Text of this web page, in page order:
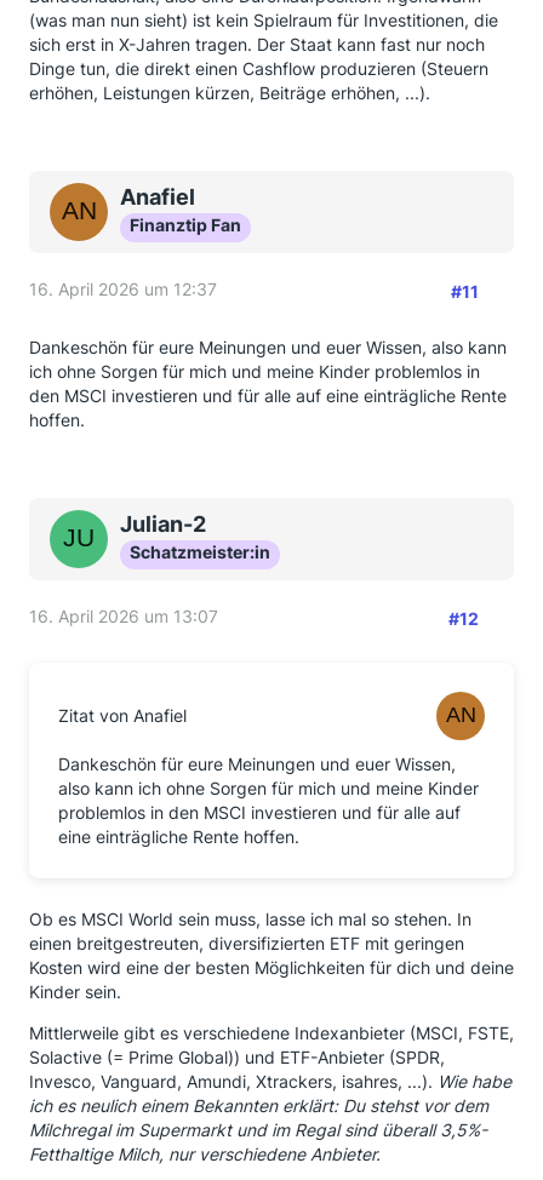
(was man nun sieht) ist kein Spielraum für Investitionen, die
sich erst in X-Jahren tragen. Der Staat kann fast nur noch
Dinge tun, die direkt einen Cashflow produzieren (Steuern
erhöhen, Leistungen kürzen, Beiträge erhöhen, ...).
Anafiel
Finanztip Fan
16. April 2026 um 12:37 #11
Dankeschön für eure Meinungen und euer Wissen, also kann
ich ohne Sorgen für mich und meine Kinder problemlos in
den MSCI investieren und für alle auf eine einträgliche Rente
hoffen.
Julian-2
Schatzmeister:in
16. April 2026 um 13:07 #12
Zitat von Anafiel
Dankeschön für eure Meinungen und euer Wissen,
also kann ich ohne Sorgen für mich und meine Kinder
problemlos in den MSCI investieren und für alle auf
eine einträgliche Rente hoffen.
Ob es MSCI World sein muss, lasse ich mal so stehen. In
einen breitgestreuten, diversifizierten ETF mit geringen
Kosten wird eine der besten Möglichkeiten für dich und deine
Kinder sein.
Mittlerweile gibt es verschiedene Indexanbieter (MSCI, FSTE,
Solactive (= Prime Global)) und ETF-Anbieter (SPDR,
Invesco, Vanguard, Amundi, Xtrackers, isahres, ...). Wie habe
ich es neulich einem Bekannten erklärt: Du stehst vor dem
Milchregal im Supermarkt und im Regal sind überall 3,5%-
Fetthaltige Milch, nur verschiedene Anbieter.